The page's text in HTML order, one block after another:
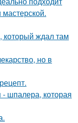
который ждал там
но в
шпалера, которая